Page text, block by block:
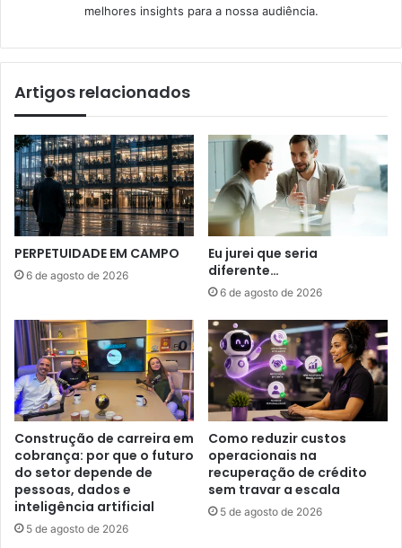
melhores insights para a nossa audiência.
Artigos relacionados
PERPETUIDADE EM CAMPO
6 de agosto de 2026
Eu jurei que seria
diferente…
6 de agosto de 2026
Construção de carreira em
cobrança: por que o futuro
do setor depende de
pessoas, dados e
inteligência artificial
5 de agosto de 2026
Como reduzir custos
operacionais na
recuperação de crédito
sem travar a escala
5 de agosto de 2026